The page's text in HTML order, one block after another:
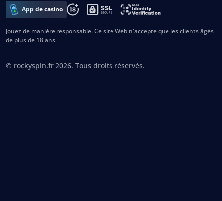
App de casino
Jouez de manière responsable. Ce site Web n'accepte que les clients âgés
de plus de 18 ans.
© rockyspin.fr 2026. Tous droits réservés.